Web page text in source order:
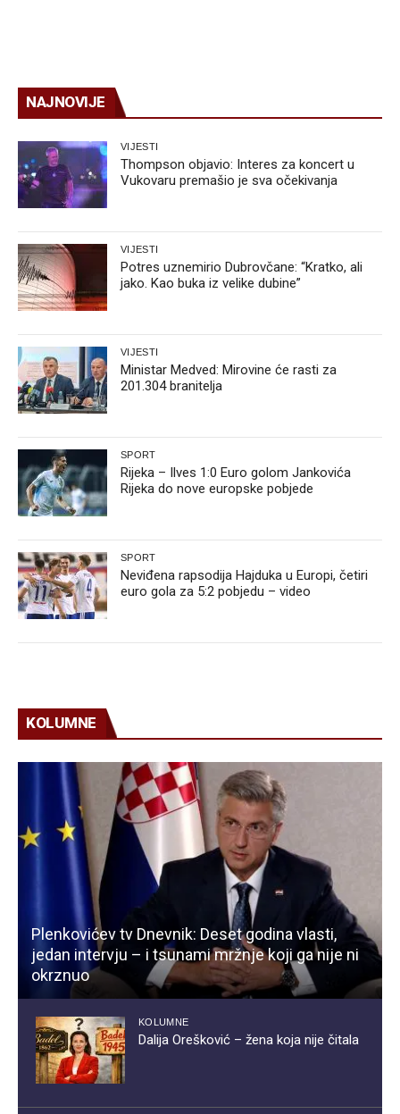
NAJNOVIJE
VIJESTI
Thompson objavio: Interes za koncert u
Vukovaru premašio je sva očekivanja
VIJESTI
Potres uznemirio Dubrovčane: “Kratko, ali
jako. Kao buka iz velike dubine”
VIJESTI
Ministar Medved: Mirovine će rasti za
201.304 branitelja
SPORT
Rijeka – Ilves 1:0 Euro golom Jankovića
Rijeka do nove europske pobjede
SPORT
Neviđena rapsodija Hajduka u Europi, četiri
euro gola za 5:2 pobjedu – video
KOLUMNE
Plenkovićev tv Dnevnik: Deset godina vlasti,
jedan intervju – i tsunami mržnje koji ga nije ni
okrznuo
KOLUMNE
Dalija Orešković – žena koja nije čitala